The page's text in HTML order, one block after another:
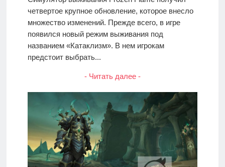
четвертое крупное обновление, которое внесло
множество изменений. Прежде всего, в игре
появился новый режим выживания под
названием «Катаклизм». В нем игрокам
предстоит выбрать...
- Читать далее -